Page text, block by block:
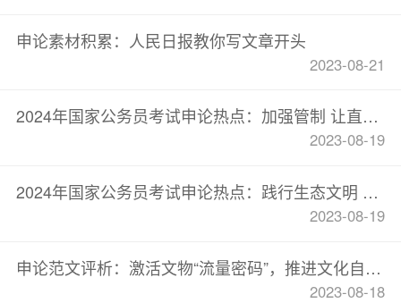
申论素材积累：人民日报教你写文章开头
2023-08-21
2024年国家公务员考试申论热点：加强管制 让直播带货有章可循
2023-08-19
2024年国家公务员考试申论热点：践行生态文明 守护青山绿水
2023-08-19
申论范文评析：激活文物“流量密码”，推进文化自信自强
2023-08-18